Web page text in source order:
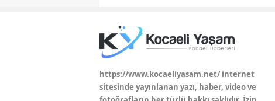
https://www.kocaeliyasam.net/ internet
sitesinde yayınlanan yazı, haber, video ve